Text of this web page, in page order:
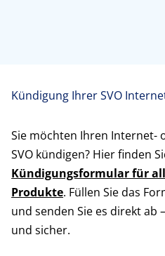
Kündigung Ihrer SVO
Sie möchten Ihren Internet-
SVO kündigen? Hier finden
Kündigungsformular für
Produkte. Füllen Sie das
und senden Sie es direkt ab
und sicher.